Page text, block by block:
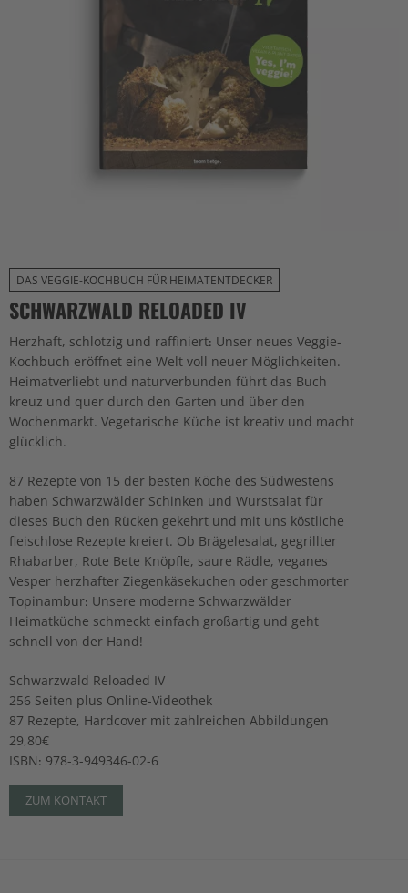
DAS VEGGIE-KOCHBUCH FÜR HEIMATENTDECKER
SCHWARZWALD RELOADED IV
Herzhaft, schlotzig und raffiniert: Unser neues Veggie-
Kochbuch eröffnet eine Welt voll neuer Möglichkeiten.
Heimatverliebt und naturverbunden führt das Buch
kreuz und quer durch den Garten und über den
Wochenmarkt. Vegetarische Küche ist kreativ und macht
glücklich.
87 Rezepte von 15 der besten Köche des Südwestens
haben Schwarzwälder Schinken und Wurstsalat für
dieses Buch den Rücken gekehrt und mit uns köstliche
fleischlose Rezepte kreiert. Ob Brägelesalat, gegrillter
Rhabarber, Rote Bete Knöpfle, saure Rädle, veganes
Vesper herzhafter Ziegenkäsekuchen oder geschmorter
Topinambur: Unsere moderne Schwarzwälder
Heimatküche schmeckt einfach großartig und geht
schnell von der Hand!
Schwarzwald Reloaded IV
256 Seiten plus Online-Videothek
87 Rezepte, Hardcover mit zahlreichen Abbildungen
29,80€
ISBN: 978-3-949346-02-6
ZUM KONTAKT